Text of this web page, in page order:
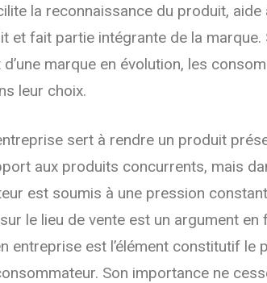
la reconnaissance du produit,
et fait partie intégrante de la marque.
marque en évolution, les
leur choix.
sert à rendre un produit
aux produits concurrents, mais
est soumis à une pression
le lieu de vente est un argument en
entreprise est l’élément constitutif le
Son importance ne